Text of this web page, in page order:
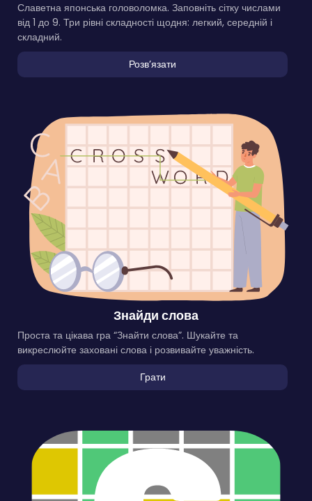
Славетна японська головоломка. Заповніть сітку числами
від 1 до 9. Три рівні складності щодня: легкий, середній і
складний.
Розвʼязати
Знайди слова
Проста та цікава гра “Знайти слова”. Шукайте та
викреслюйте заховані слова і розвивайте уважність.
Грати